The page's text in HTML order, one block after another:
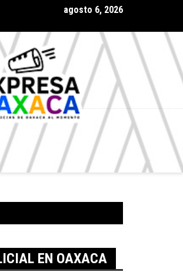
Salomón Jara Cruz con amplia
agosto 6, 2026
EN OAXACA